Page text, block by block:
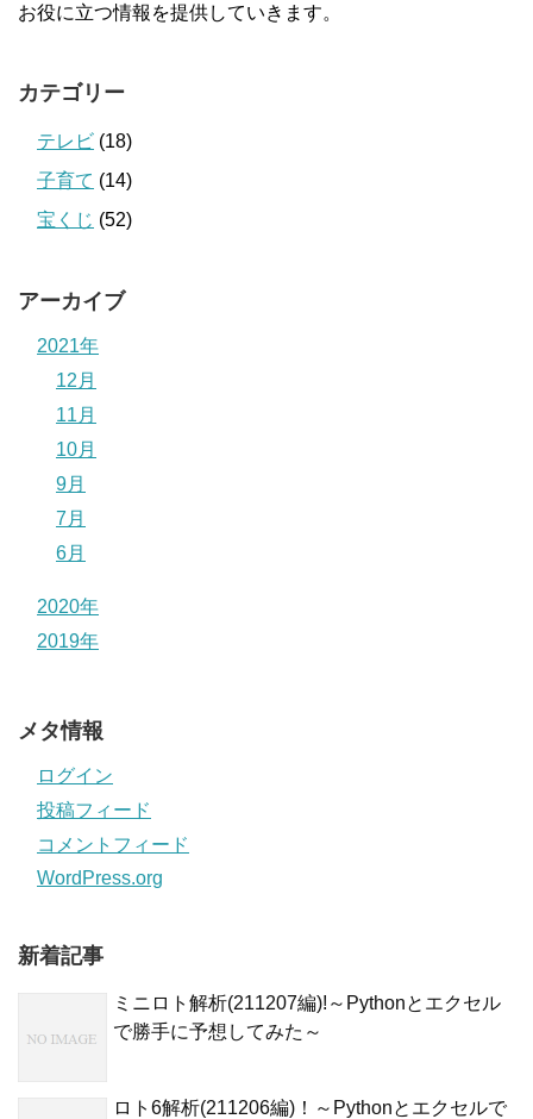
お役に立つ情報を提供していきます。
カテゴリー
テレビ (18)
子育て (14)
宝くじ (52)
アーカイブ
2021年
12月
11月
10月
9月
7月
6月
2020年
2019年
メタ情報
ログイン
投稿フィード
コメントフィード
WordPress.org
新着記事
ミニロト解析(211207編)!～Pythonとエクセル
で勝手に予想してみた～
ロト6解析(211206編)！～Pythonとエクセルで